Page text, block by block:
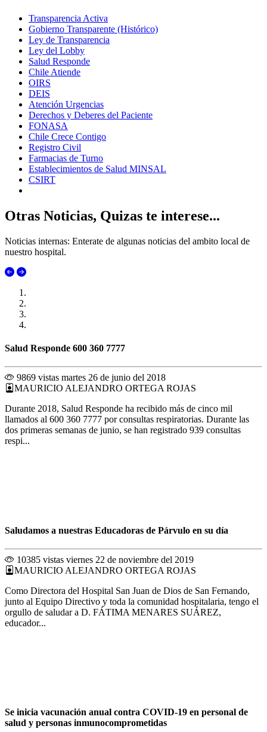
Transparencia Activa
Gobierno Transparente (Histórico)
Ley de Transparencia
Ley del Lobby
Salud Responde
Chile Atiende
OIRS
DEIS
Atención Urgencias
Derechos y Deberes del Paciente
FONASA
Chile Crece Contigo
Registro Civil
Farmacias de Turno
Establecimientos de Salud MINSAL
CSIRT
Otras Noticias, Quizas te interese...
Noticias internas: Enterate de algunas noticias del ambito local de
nuestro hospital.
Salud Responde 600 360 7777
9869 vistas martes 26 de junio del 2018
MAURICIO ALEJANDRO ORTEGA ROJAS
Durante 2018, Salud Responde ha recibido más de cinco mil
llamados al 600 360 7777 por consultas respiratorias. Durante las
dos primeras semanas de junio, se han registrado 939 consultas
respi...
Saludamos a nuestras Educadoras de Párvulo en su día
10385 vistas viernes 22 de noviembre del 2019
MAURICIO ALEJANDRO ORTEGA ROJAS
Como Directora del Hospital San Juan de Dios de San Fernando,
junto al Equipo Directivo y toda la comunidad hospitalaria, tengo el
orgullo de saludar a D. FÁTIMA MENARES SUÁREZ,
educador...
Se inicia vacunación anual contra COVID-19 en personal de
salud y personas inmunocomprometidas